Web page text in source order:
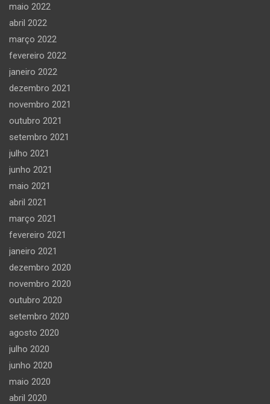
maio 2022
abril 2022
março 2022
fevereiro 2022
janeiro 2022
dezembro 2021
novembro 2021
outubro 2021
setembro 2021
julho 2021
junho 2021
maio 2021
abril 2021
março 2021
fevereiro 2021
janeiro 2021
dezembro 2020
novembro 2020
outubro 2020
setembro 2020
agosto 2020
julho 2020
junho 2020
maio 2020
abril 2020